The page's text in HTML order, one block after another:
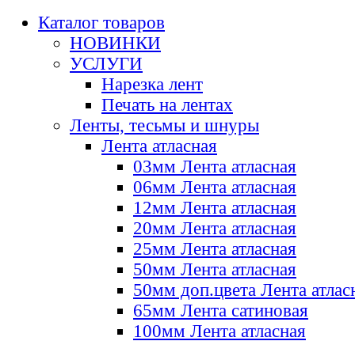
Каталог товаров
НОВИНКИ
УСЛУГИ
Нарезка лент
Печать на лентах
Ленты, тесьмы и шнуры
Лента атласная
03мм Лента атласная
06мм Лента атласная
12мм Лента атласная
20мм Лента атласная
25мм Лента атласная
50мм Лента атласная
50мм доп.цвета Лента
65мм Лента сатиновая
100мм Лента атласная